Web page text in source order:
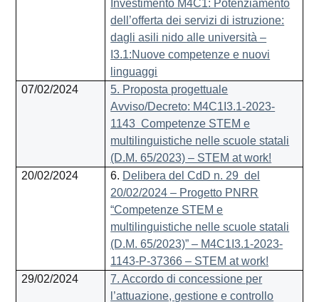
Investimento M4C1: Potenziamento
dell’offerta dei servizi di istruzione:
dagli asili nido alle università –
I3.1:Nuove competenze e nuovi
linguaggi
07/02/2024
5. Proposta progettuale
Avviso/Decreto: M4C1I3.1-2023-
1143 Competenze STEM e
multilinguistiche nelle scuole statali
(D.M. 65/2023) – STEM at work!
20/02/2024
6. Delibera del CdD n. 29 del
20/02/2024 – Progetto PNRR
“Competenze STEM e
multilinguistiche nelle scuole statali
(D.M. 65/2023)” – M4C1I3.1-2023-
1143-P-37366 – STEM at work!
29/02/2024
7. Accordo di concessione per
l’attuazione, gestione e controllo